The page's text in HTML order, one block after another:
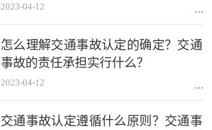
2023-04-12
怎么理解交通事故认定的确定？交通
事故的责任承担实行什么？
2023-04-12
交通事故认定遵循什么原则？交通事